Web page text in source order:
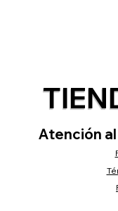
Atención